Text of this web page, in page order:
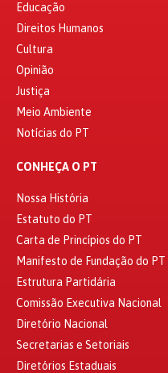
Educação
Direitos Humanos
Cultura
Opinião
Justiça
Meio Ambiente
Notícias do PT
CONHEÇA O PT
Nossa História
Estatuto do PT
Carta de Princípios do PT
Manifesto de Fundação do PT
Estrutura Partidária
Comissão Executiva Nacional
Diretório Nacional
Secretarias e Setoriais
Diretórios Estaduais